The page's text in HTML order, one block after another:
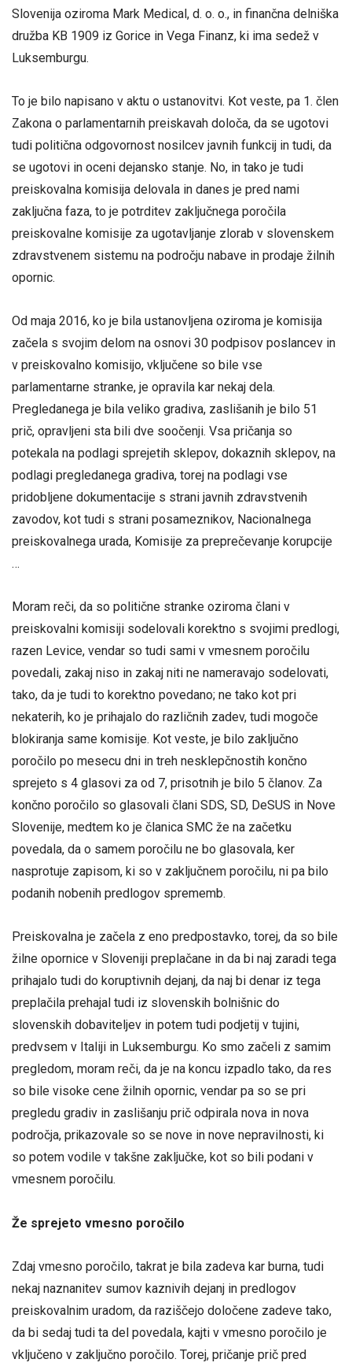
Slovenija oziroma Mark Medical, d. o. o., in finančna delniška
družba KB 1909 iz Gorice in Vega Finanz, ki ima sedež v
Luksemburgu.
To je bilo napisano v aktu o ustanovitvi. Kot veste, pa 1. člen
Zakona o parlamentarnih preiskavah določa, da se ugotovi
tudi politična odgovornost nosilcev javnih funkcij in tudi, da
se ugotovi in oceni dejansko stanje. No, in tako je tudi
preiskovalna komisija delovala in danes je pred nami
zaključna faza, to je potrditev zaključnega poročila
preiskovalne komisije za ugotavljanje zlorab v slovenskem
zdravstvenem sistemu na področju nabave in prodaje žilnih
opornic.
Od maja 2016, ko je bila ustanovljena oziroma je komisija
začela s svojim delom na osnovi 30 podpisov poslancev in
v preiskovalno komisijo, vključene so bile vse
parlamentarne stranke, je opravila kar nekaj dela.
Pregledanega je bila veliko gradiva, zaslišanih je bilo 51
prič, opravljeni sta bili dve soočenji. Vsa pričanja so
potekala na podlagi sprejetih sklepov, dokaznih sklepov, na
podlagi pregledanega gradiva, torej na podlagi vse
pridobljene dokumentacije s strani javnih zdravstvenih
zavodov, kot tudi s strani posameznikov, Nacionalnega
preiskovalnega urada, Komisije za preprečevanje korupcije
…
Moram reči, da so politične stranke oziroma člani v
preiskovalni komisiji sodelovali korektno s svojimi predlogi,
razen Levice, vendar so tudi sami v vmesnem poročilu
povedali, zakaj niso in zakaj niti ne nameravajo sodelovati,
tako, da je tudi to korektno povedano; ne tako kot pri
nekaterih, ko je prihajalo do različnih zadev, tudi mogoče
blokiranja same komisije. Kot veste, je bilo zaključno
poročilo po mesecu dni in treh nesklepčnostih končno
sprejeto s 4 glasovi za od 7, prisotnih je bilo 5 članov. Za
končno poročilo so glasovali člani SDS, SD, DeSUS in Nove
Slovenije, medtem ko je članica SMC že na začetku
povedala, da o samem poročilu ne bo glasovala, ker
nasprotuje zapisom, ki so v zaključnem poročilu, ni pa bilo
podanih nobenih predlogov sprememb.
Preiskovalna je začela z eno predpostavko, torej, da so bile
žilne opornice v Sloveniji preplačane in da bi naj zaradi tega
prihajalo tudi do koruptivnih dejanj, da naj bi denar iz tega
preplačila prehajal tudi iz slovenskih bolnišnic do
slovenskih dobaviteljev in potem tudi podjetij v tujini,
predvsem v Italiji in Luksemburgu. Ko smo začeli z samim
pregledom, moram reči, da je na koncu izpadlo tako, da res
so bile visoke cene žilnih opornic, vendar pa so se pri
pregledu gradiv in zaslišanju prič odpirala nova in nova
področja, prikazovale so se nove in nove nepravilnosti, ki
so potem vodile v takšne zaključke, kot so bili podani v
vmesnem poročilu.
Že sprejeto vmesno poročilo
Zdaj vmesno poročilo, takrat je bila zadeva kar burna, tudi
nekaj naznanitev sumov kaznivih dejanj in predlogov
preiskovalnim uradom, da raziščejo določene zadeve tako,
da bi sedaj tudi ta del povedala, kajti v vmesno poročilo je
vključeno v zaključno poročilo. Torej, pričanje prič pred